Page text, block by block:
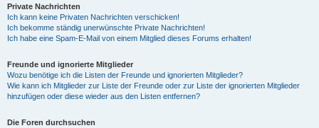
Private Nachrichten
Ich kann keine Privaten Nachrichten verschicken!
Ich bekomme ständig unerwünschte Private Nachrichten!
Ich habe eine Spam-E-Mail von einem Mitglied dieses Forums erhalten!
Freunde und ignorierte Mitglieder
Wozu benötige ich die Listen der Freunde und ignorierten Mitglieder?
Wie kann ich Mitglieder zur Liste der Freunde oder zur Liste der ignorierten Mitglieder
hinzufügen oder diese wieder aus den Listen entfernen?
Die Foren durchsuchen